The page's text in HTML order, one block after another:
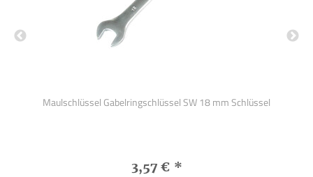
Maulschlüssel Gabelringschlüssel SW 18 mm Schlüssel
3,57 € *